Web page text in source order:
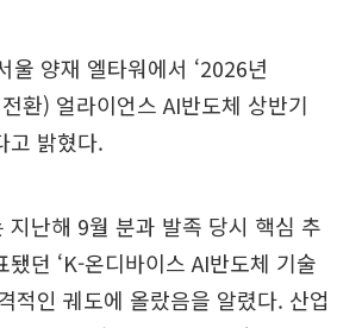
울 양재 엘타워에서 ‘2026년
환) 얼라이언스 AI반도체 상반기
고 밝혔다.
지난해 9월 분과 발족 당시 핵심 추
됐던 ‘K-온디바이스 AI반도체 기술
적인 궤도에 올랐음을 알렸다. 산업